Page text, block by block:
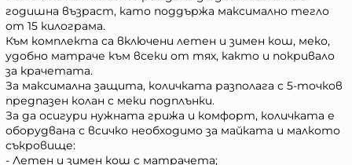
годишна възраст, като поддържа максимално тегло
от 15 килограма.
Към комплекта са включени летен и зимен кош, меко,
удобно матраче към всеки от тях, както и покривало
за крачетата.
За максимална защита, количката разполага с 5-точков
предпазен колан с меки подплънки.
За да осигури нужната грижа и комфорт, количката е
оборудвана с всичко необходимо за майката и малкото
съкровище:
- Летен и зимен кош с матрачета;